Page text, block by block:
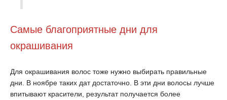
Самые благоприятные дни для
окрашивания
Для окрашивания волос тоже нужно выбирать правильные
дни. В ноябре таких дат достаточно. В эти дни волосы лучше
впитывают красители, результат получается более